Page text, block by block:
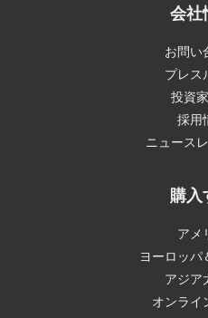
会社
お問い
プレス
投資
採用
ニュース
購入
アメ
ヨーロッパ
アジア
オンライ